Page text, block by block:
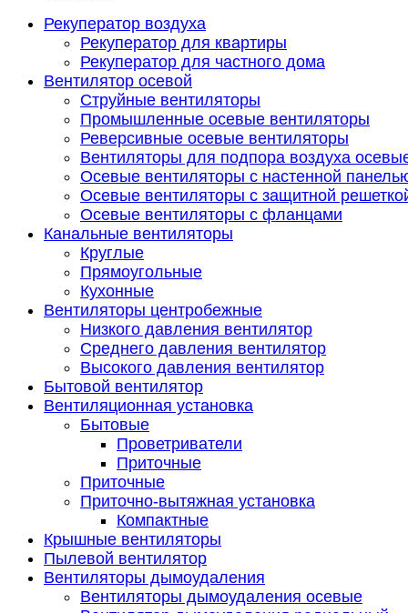
Рекуператор воздуха
Рекуператор для квартиры
Рекуператор для частного дома
Вентилятор осевой
Струйные вентиляторы
Промышленные осевые вентиляторы
Реверсивные осевые вентиляторы
Вентиляторы для подпора воздуха
Осевые вентиляторы с настенной
Осевые вентиляторы с защитной
Осевые вентиляторы с фланцами
Канальные вентиляторы
Круглые
Прямоугольные
Кухонные
Вентиляторы центробежные
Низкого давления вентилятор
Среднего давления вентилятор
Высокого давления вентилятор
Бытовой вентилятор
Вентиляционная установка
Бытовые
Проветриватели
Приточные
Приточные
Приточно-вытяжная установка
Компактные
Крышные вентиляторы
Пылевой вентилятор
Вентиляторы дымоудаления
Вентиляторы дымоудаления осевые